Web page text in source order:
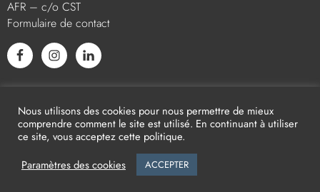
AFR – c/o CST
Formulaire de contact
Nous utilisons des cookies pour nous permettre de mieux
comprendre comment le site est utilisé. En continuant à utiliser
ce site, vous acceptez cette politique.
Paramètres des cookies
ACCEPTER